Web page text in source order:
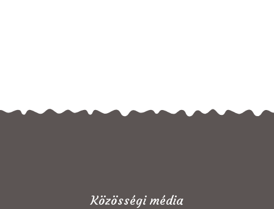
Közösségi média